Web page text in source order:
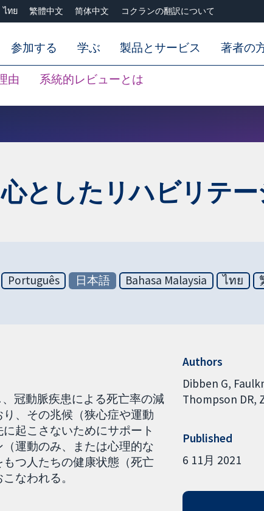
ไทย 繁體中文 简体中文 コクランの翻訳について
由 系統的レビューとは
参加する 学ぶ 製品とサービス 著者の
としたリハビリテ
Português 日本語 Bahasa Malaysia ไทย
冠動脈疾患による死亡率の減
、その兆候（狭心症や運動
起こさないためにサポート
運動のみ、または心理的な
つ人たちの健康状態（死亡
なわれる。
Authors
Dibben G
Thompson DR
Published
6 11月 2021